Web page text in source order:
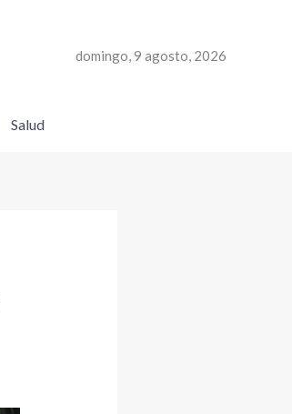
domingo, 9 agosto, 2026
Salud